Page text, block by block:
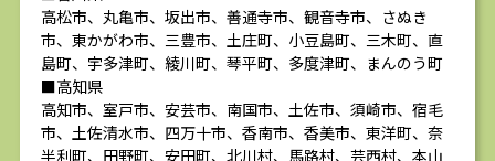
高松市、丸亀市、坂出市、善通寺市、観音寺市、さぬき
市、東かがわ市、三豊市、土庄町、小豆島町、三木町、直
島町、宇多津町、綾川町、琴平町、多度津町、まんのう町
■高知県
高知市、室戸市、安芸市、南国市、土佐市、須崎市、宿毛
市、土佐清水市、四万十市、香南市、香美市、東洋町、奈
半利町、田野町、安田町、北川村、馬路村、芸西村、本山